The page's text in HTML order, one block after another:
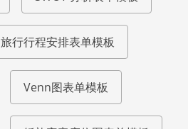
旅行行程安排表单模板
Venn图表单模板